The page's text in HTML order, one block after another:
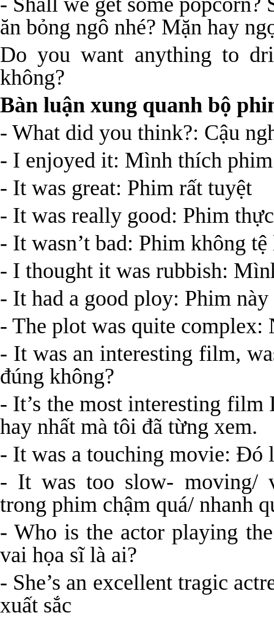
ăn bỏng ngô nhé? Mặn hay
Do you want anything to
không?
Bàn luận xung quanh bộ
- What did you think?: Cậu
- I enjoyed it: Mình thích
- It was great: Phim rất tuyệt
- It was really good: Phim
- It wasn’t bad: Phim không tệ
- I thought it was rubbish:
- It had a good ploy: Phim
- The plot was quite
- It was an interesting film,
đúng không?
- It’s the most interesting film
hay nhất mà tôi đã từng xem.
- It was a touching movie: Đó
- It was too slow- moving/
trong phim chậm quá/ nhanh
- Who is the actor playing
vai họa sĩ là ai?
- She’s an excellent tragic
xuất sắc